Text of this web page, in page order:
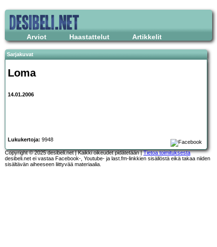
Arviot Haastattelut Artikkelit
Sarjakuvat
Loma
14.01.2006
Lukukertoja: 9948
Copyright © 2025 desibeli.net | Kaikki oikeudet pidätetään |Tietoa toimituksesta
desibeli.net ei vastaa Facebook-, Youtube- ja last.fm-linkkien sisällöstä eikä takaa niiden
sisältävän aiheeseen liittyvää materiaalia.